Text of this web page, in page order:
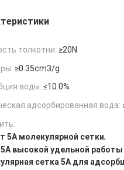
толкотни: ≥20N
≥0.35cm3/g
воды: ≤10.0%
адсорбированная вода:
5A молекулярной сетки,
высокой удельной
сетка 5A для